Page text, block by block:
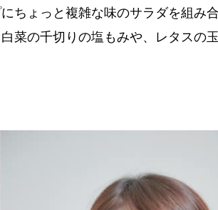
ちょっと複雑な味のサラダを組み
菜の千切りの塩もみや、レタスの